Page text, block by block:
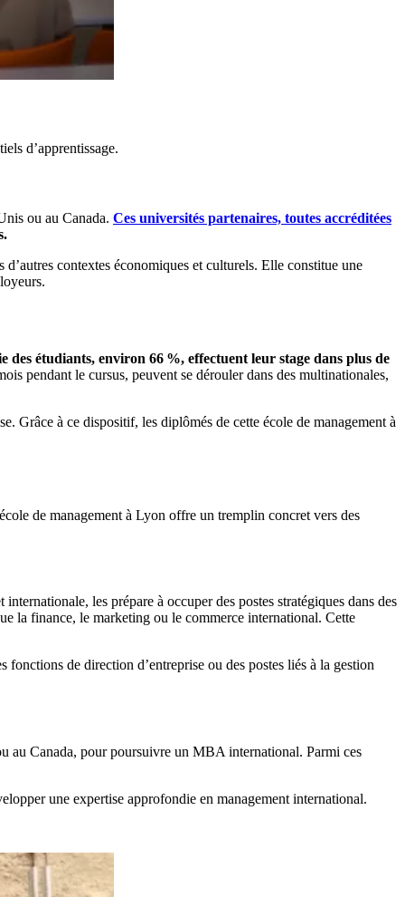
d’apprentissage.
ou au Canada. Ces universités partenaires, toutes accréditées
contextes économiques et culturels. Elle constitue une
des étudiants, environ 66 %, effectuent leur stage dans plus de
pendant le cursus, peuvent se dérouler dans des multinationales,
Grâce à ce dispositif, les diplômés de cette école de management à
de management à Lyon offre un tremplin concret vers des
les prépare à occuper des postes stratégiques dans des
la finance, le marketing ou le commerce international. Cette
fonctions de direction d’entreprise ou des postes liés à la gestion
au Canada, pour poursuivre un MBA international. Parmi ces
une expertise approfondie en management international.